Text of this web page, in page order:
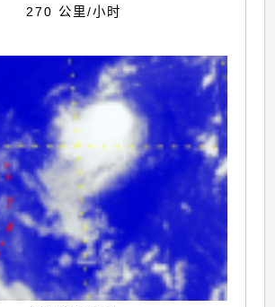
270 公里/小时